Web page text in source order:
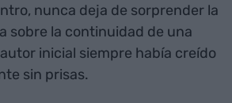
nunca deja de sorprender la
sobre la continuidad de una
inicial siempre había creído
sin prisas.